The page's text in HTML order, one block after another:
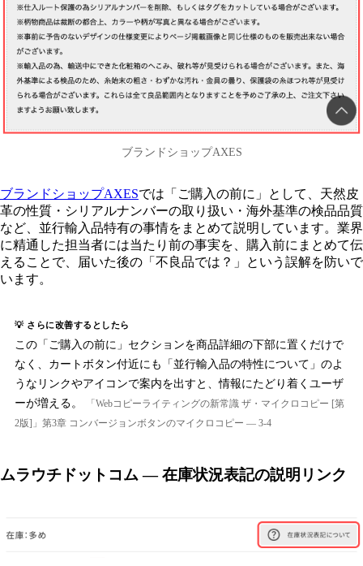
ブランドショップAXES
ブランドショップAXESでは「ご購入の前に」として、天然皮
革の性質・シリアルナンバーの取り扱い・海外基準の検品品質
など、並行輸入品特有の事情をまとめて説明しています。業界
に精通した担当者には当たり前の事実を、購入前にまとめて伝
えることで、届いた後の「不良品では？」という誤解を防いで
います。
💡 さらに改善するとしたら
この「ご購入の前に」セクションを商品詳細の下部に置くだけで
なく、カートボタン付近にも「並行輸入品の特性について」のよ
うなリンクやアイコンで案内を出すと、情報にたどり着くユーザ
ーが増える。
「Webコピーライティングの新常識 ザ・マイクロコピー [第
2版]」第3章 コンバージョンボタンのマイクロコピー — 3-4
ムラウチドットコム — 在庫状況表記の説明リンク